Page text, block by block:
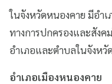
ในจังหวัดหนองคาย มีอำ
ทางการปกครองและสัง
อำเภอและตำบลในจังหวั
อำเภอเมืองหนองคาย